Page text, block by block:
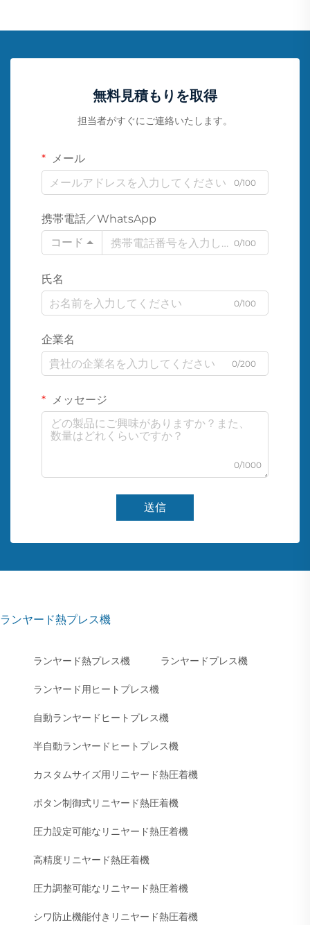
無料見積もりを取得
担当者がすぐにご連絡いたします。
メール
0/100
携帯電話／WhatsApp
コード
0/100
氏名
0/100
企業名
0/200
メッセージ
0/1000
送信
ランヤード熱プレス機
ランヤード熱プレス機 ランヤードプレス機
ランヤード用ヒートプレス機
自動ランヤードヒートプレス機
半自動ランヤードヒートプレス機
カスタムサイズ用リニヤード熱圧着機
ボタン制御式リニヤード熱圧着機
圧力設定可能なリニヤード熱圧着機
高精度リニヤード熱圧着機
圧力調整可能なリニヤード熱圧着機
シワ防止機能付きリニヤード熱圧着機